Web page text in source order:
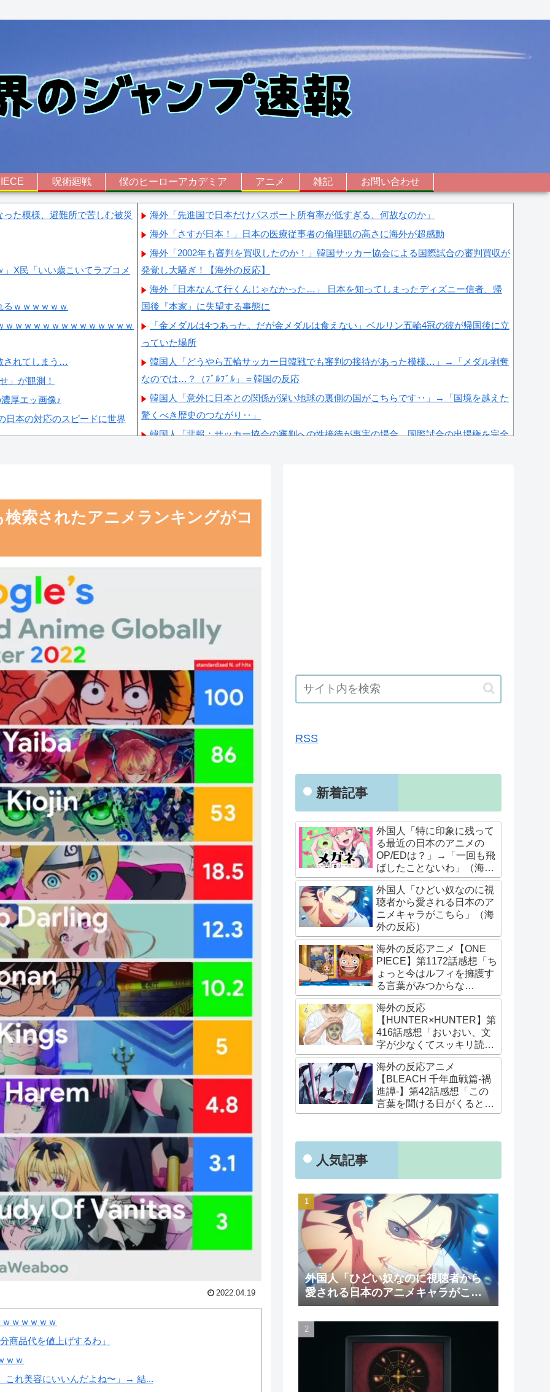
呪術廻戦 僕のヒーローアカデミア アニメ 雑記 お問い合わせ
た模様、避難所で苦しむ被災
X民「いい歳こいてラブコメ
ｗｗｗｗｗｗ
ｗｗｗｗｗｗｗｗｗｗｗｗｗ
されてしまう…
」が観測！
厚エッ画像♪
日本の対応のスピードに世界
海外「先進国で日本だけパスポート所有率が低すぎる、何故なのか」
海外「さすが日本！」日本の医療従事者の倫理観の高さに海外が超感動
海外「2002年も審判を買収したのか！」韓国サッカー協会による国際試合の審判買収が
発覚し大騒ぎ！【海外の反応】
海外「日本なんて行くんじゃなかった…」 日本を知ってしまったディズニー信者、帰
国後『本家』に失望する事態に
「金メダルは4つあった。だが金メダルは食えない」ベルリン五輪4冠の彼が帰国後に立
っていた場所
韓国人「どうやら五輪サッカー日韓戦でも審判の接待があった模様…」→「メダル剥奪
なのでは…？（ﾌﾞﾙﾌﾞﾙ」＝韓国の反応
韓国人「意外に日本との関係が深い地球の裏側の国がこちらです‥」→「国境を越えた
驚くべき歴史のつながり‥」
韓国人「悲報：サッカー協会の審判への性接待が事実の場合、国際試合の出場権を完全
索されたアニメランキングがコ
2022.04.19
ｗｗｗｗｗ
商品代を値上げするわ」
ｗｗ
これ美容にいいんだよね〜」→ 結...
RSS
新着記事
外国人「特に印象に残って
る最近の日本のアニメの
OP/EDは？」→「一回も飛
ばしたことないわ」（海外
の反応）
外国人「ひどい奴なのに視
聴者から愛される日本のア
ニメキャラがこちら」（海
外の反応）
海外の反応アニメ【ONE
PIECE】第1172話感想「ち
ょっと今はルフィを擁護す
る言葉がみつからな
い･･･」
海外の反応
【HUNTER×HUNTER】第
416話感想「おいおい、文
字が少なくてスッキリ読め
るぞ！！」
海外の反応アニメ
【BLEACH 千年血戦篇-禍
進譚-】第42話感想「この
言葉を聞ける日がくると
は･･･夢みたいだ」
人気記事
外国人「ひどい奴なのに視聴者から
愛される日本のアニメキャラがこち
ら」（海外の反応）